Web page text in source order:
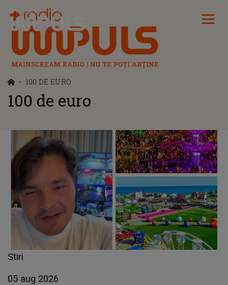
Radio Impuls
100 DE EURO
100 de euro
Stiri
05 aug 2026